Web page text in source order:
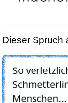
Dieser Spruch